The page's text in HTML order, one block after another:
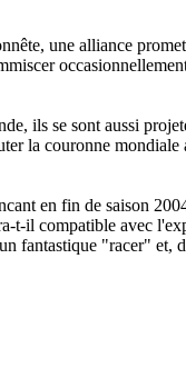
une alliance
ils se sont aussi
la couronne mondiale
en fin de saison
t-il compatible avec
fantastique "racer" et,